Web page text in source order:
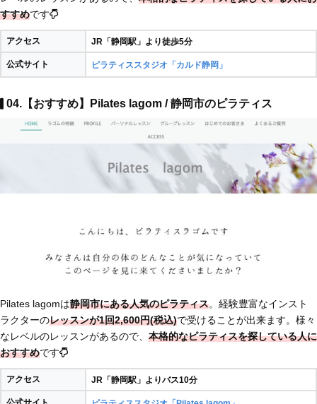
すすめです
アクセス JR「静岡駅」より徒歩5分
公式サイト ピラティススタジオ「カルド静岡」
04.【おすすめ】Pilates lagom / 静岡市のピラティス
Pilates lagomは静岡市にある人気のピラティス。経験豊富なインスト
ラクターのレッスンが1回2,600円(税込)で受けることが出来ます。様々
なレベルのレッスンがあるので、 本格的なピラティスを探している人に
おすすめです
アクセス JR「静岡駅」よりバス10分